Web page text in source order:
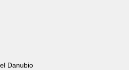
DEL PALACIO DE
Día 2 (Después del
Danubio